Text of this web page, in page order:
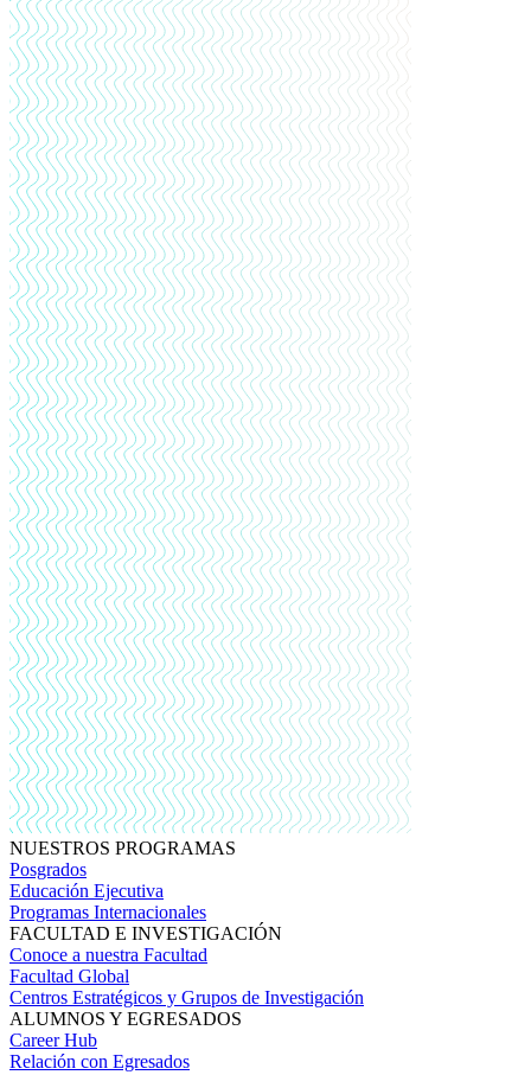
NUESTROS PROGRAMAS
Posgrados
Educación Ejecutiva
Programas Internacionales
FACULTAD E INVESTIGACIÓN
Conoce a nuestra Facultad
Facultad Global
Centros Estratégicos y Grupos de Investigación
ALUMNOS Y EGRESADOS
Career Hub
Relación con Egresados